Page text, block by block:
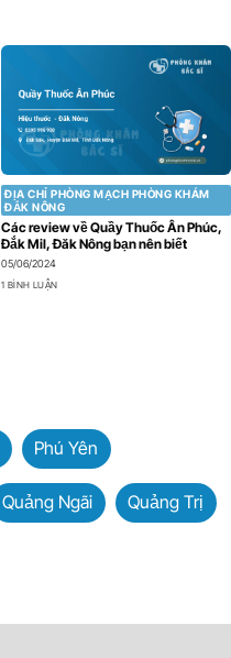
ĐỊA CHỈ PHÒNG MẠCH PHÒNG KHÁM
ĐẮK NÔNG
Các review về Quầy Thuốc Ân Phúc,
Đắk Mil, Đăk Nông bạn nên biết
05/06/2024
1 BÌNH LUẬN
Phú Yên
Quảng Ngãi Quảng Trị